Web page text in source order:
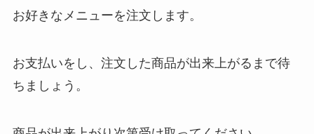
お好きなメニューを注文します。
お支払いをし、注文した商品が出来上がるまで待
ちましょう。